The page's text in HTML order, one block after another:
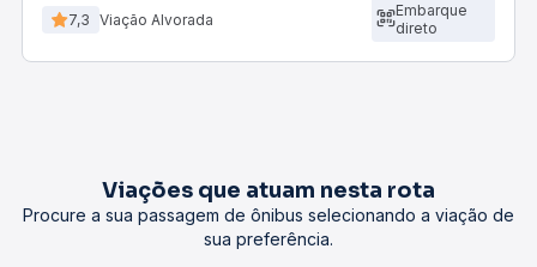
7,3 Viação Alvorada
Embarque
direto
Viações que atuam nesta rota
Procure a sua passagem de ônibus selecionando a viação de
sua preferência.